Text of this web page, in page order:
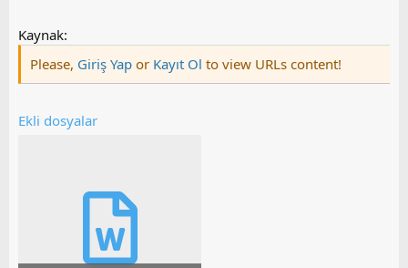
Kaynak:
Please, Giriş Yap or Kayıt Ol to view URLs content!
Ekli dosyalar